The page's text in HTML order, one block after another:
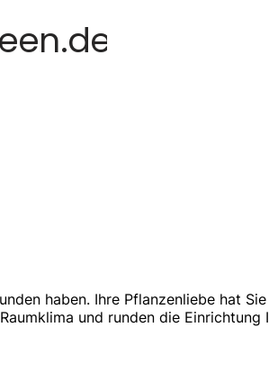
haben. Ihre Pflanzenliebe hat
und runden die